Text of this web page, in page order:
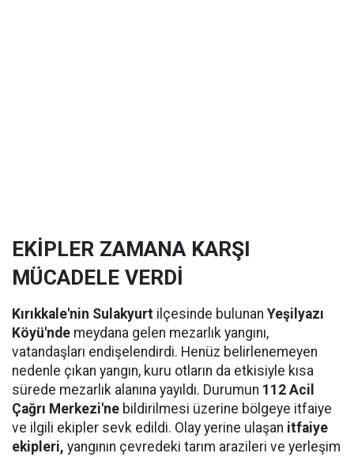
EKİPLER ZAMANA KARŞI
MÜCADELE VERDİ
Kırıkkale'nin Sulakyurt ilçesinde bulunan Yeşilyazı
Köyü'nde meydana gelen mezarlık yangını,
vatandaşları endişelendirdi. Henüz belirlenemeyen
nedenle çıkan yangın, kuru otların da etkisiyle kısa
sürede mezarlık alanına yayıldı. Durumun 112 Acil
Çağrı Merkezi'ne bildirilmesi üzerine bölgeye itfaiye
ve ilgili ekipler sevk edildi. Olay yerine ulaşan itfaiye
ekipleri, yangının çevredeki tarım arazileri ve yerleşim